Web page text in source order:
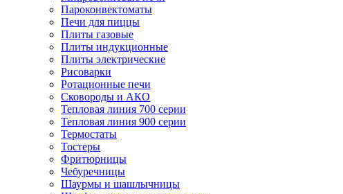
Пароконвектоматы
Печи для пиццы
Плиты газовые
Плиты индукционные
Плиты электрические
Рисоварки
Ротационные печи
Сковороды и АКО
Тепловая линия 700 серии
Тепловая линия 900 серии
Термостаты
Тостеры
Фритюрницы
Чебуречницы
Шаурмы и шашлычницы